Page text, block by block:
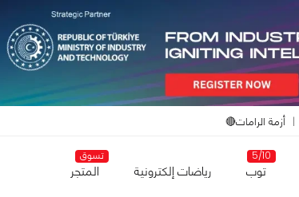
أزمة الرامات🔴
5/10
توب رياضات إلكترونية
تسوق
المتجر